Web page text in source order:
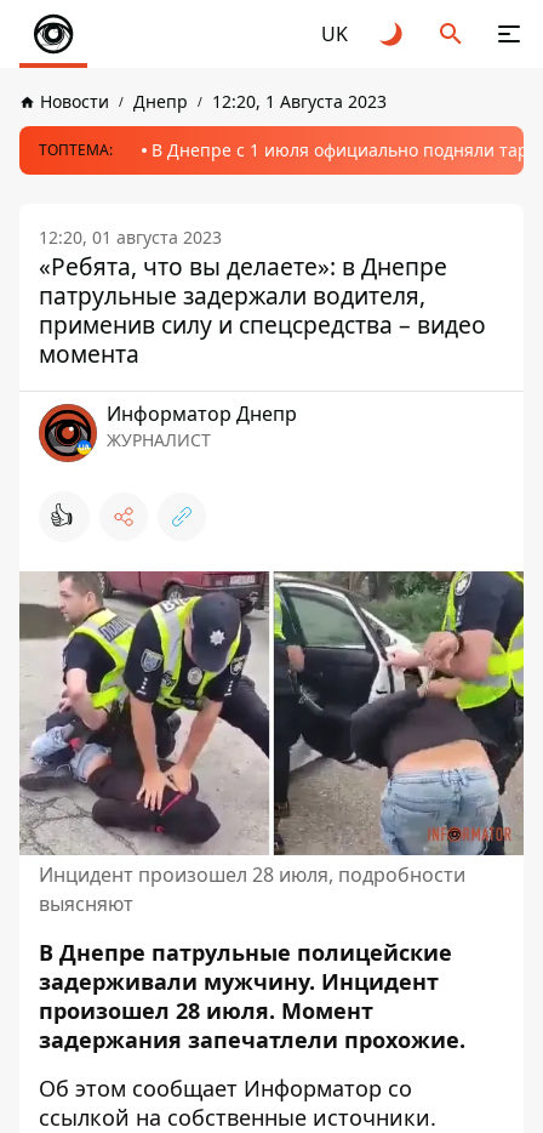
UK
Новости Днепр 12:20, 1 Августа 2023
ТОПТЕМА: В Днепре с 1 июля официально подняли
12:20, 01 августа 2023
«Ребята, что вы делаете»: в Днепре
патрульные задержали водителя,
применив силу и спецсредства – видео
момента
Информатор Днепр
ЖУРНАЛИСТ
👍
Инцидент произошел 28 июля, подробности
выясняют
В Днепре патрульные полицейские
задерживали мужчину. Инцидент
произошел 28 июля. Момент
задержания запечатлели прохожие.
Об этом сообщает Информатор со
ссылкой на собственные источники.